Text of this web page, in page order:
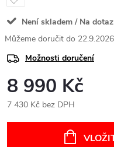
Není skladem / Na dotaz
22.9.2026
Možnosti doručení
8 990 Kč
7 430 Kč bez DPH